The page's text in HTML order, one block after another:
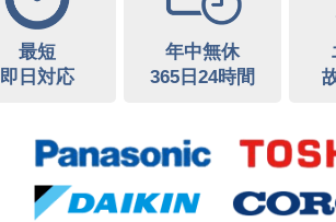
最短
即日対応
年中無休
365日24時間